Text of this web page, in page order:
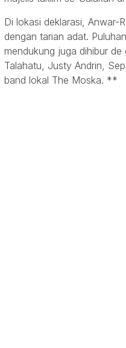
Di lokasi deklarasi, Anwar-
dengan tarian adat.
mendukung juga dihibur
Talahatu, Justy Andrin,
band lokal The Moska. **